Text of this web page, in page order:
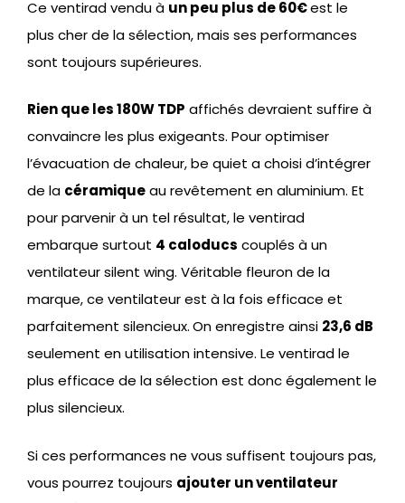
Ce ventirad vendu à un peu plus de 60€est le
plus cher de la sélection, mais ses performances
sont toujours supérieures.
Rien que les 180W TDP affichés devraient suffire à
convaincre les plus exigeants. Pour optimiser
l’évacuation de chaleur, be quiet a choisi d’intégrer
de la céramiqueau revêtement en aluminium. Et
pour parvenir à un tel résultat, le ventirad
embarque surtout 4 caloducs couplés à un
ventilateur silent wing. Véritable fleuron de la
marque, ce ventilateur est à la fois efficace et
parfaitement silencieux.On enregistre ainsi 23,6 dB
seulement en utilisation intensive. Le ventirad le
plus efficace de la sélection est donc également le
plus silencieux.
Si ces performances ne vous suffisent toujours pas,
vous pourrez toujours ajouter un ventilateur